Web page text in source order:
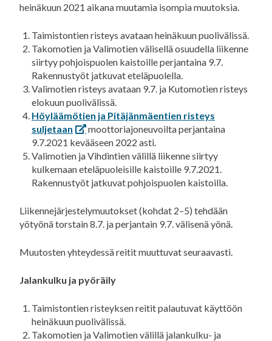
heinäkuun 2021 aikana muutamia isompia muutoksia.
Taimistontien risteys avataan heinäkuun puolivälissä.
Takomotien ja Valimotien välisellä osuudella liikenne
siirtyy pohjoispuolen kaistoille perjantaina 9.7.
Rakennustyöt jatkuvat eteläpuolella.
Valimotien risteys avataan 9.7. ja Kutomotien risteys
elokuun puolivälissä.
Höyläämötien ja Pitäjänmäentien risteys
suljetaan
moottoriajoneuvoilta perjantaina
9.7.2021 kevääseen 2022 asti.
Valimotien ja Vihdintien välillä liikenne siirtyy
kulkemaan eteläpuoleisille kaistoille 9.7.2021.
Rakennustyöt jatkuvat pohjoispuolen kaistoilla.
Liikennejärjestelymuutokset (kohdat 2–5) tehdään
yötyönä torstain 8.7. ja perjantain 9.7. välisenä yönä.
Muutosten yhteydessä reitit muuttuvat seuraavasti.
Jalankulku ja pyöräily
Taimistontien risteyksen reitit palautuvat käyttöön
heinäkuun puolivälissä.
Takomotien ja Valimotien välillä jalankulku- ja